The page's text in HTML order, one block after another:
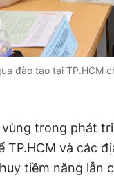
đào tạo tại TP.HCM
trong phát
TP.HCM và các
tiềm năng lẫn